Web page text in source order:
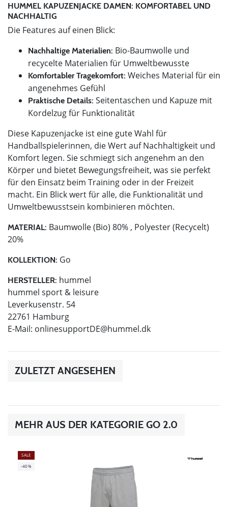
HUMMEL KAPUZENJACKE DAMEN: KOMFORTABEL UND
NACHHALTIG
Die Features auf einen Blick:
Nachhaltige Materialien: Bio-Baumwolle und
recycelte Materialien für Umweltbewusste
Komfortabler Tragekomfort: Weiches Material für ein
angenehmes Gefühl
Praktische Details: Seitentaschen und Kapuze mit
Kordelzug für Funktionalität
Diese Kapuzenjacke ist eine gute Wahl für
Handballspielerinnen, die Wert auf Nachhaltigkeit und
Komfort legen. Sie schmiegt sich angenehm an den
Körper und bietet Bewegungsfreiheit, was sie perfekt
für den Einsatz beim Training oder in der Freizeit
macht. Ein Blick wert für alle, die Funktionalität und
Umweltbewusstsein kombinieren möchten.
MATERIAL: Baumwolle (Bio) 80% , Polyester (Recycelt)
20%
KOLLEKTION: Go
HERSTELLER: hummel
hummel sport & leisure
Leverkusenstr. 54
22761 Hamburg
E-Mail: onlinesupportDE@hummel.dk
ZULETZT ANGESEHEN
MEHR AUS DER KATEGORIE GO 2.0
SALE
-40%